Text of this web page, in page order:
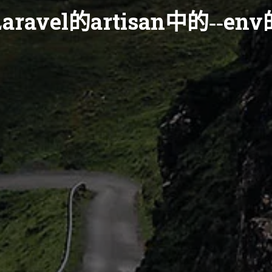
的artisan中的--env